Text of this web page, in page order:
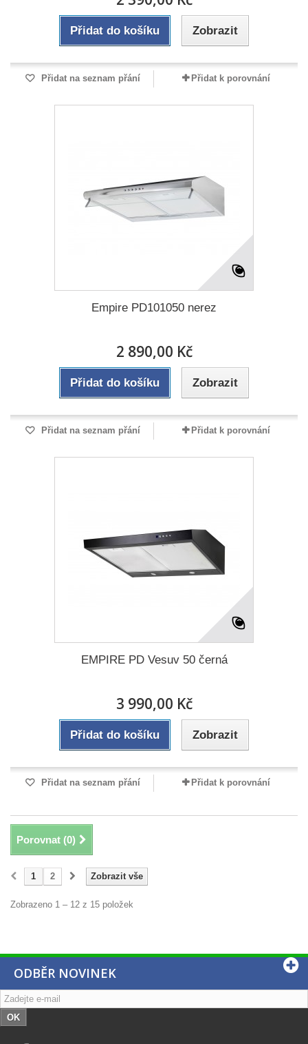
Přidat do košíku Zobrazit
Přidat na seznam přání Přidat k porovnání
Empire PD101050 nerez
2 890,00 Kč
Přidat do košíku Zobrazit
Přidat na seznam přání Přidat k porovnání
EMPIRE PD Vesuv 50 černá
3 990,00 Kč
Přidat do košíku Zobrazit
Přidat na seznam přání Přidat k porovnání
Porovnat (0)
Zobrazit vše
1 2
Zobrazeno 1 – 12 z 15 položek
ODBĚR NOVINEK
OK